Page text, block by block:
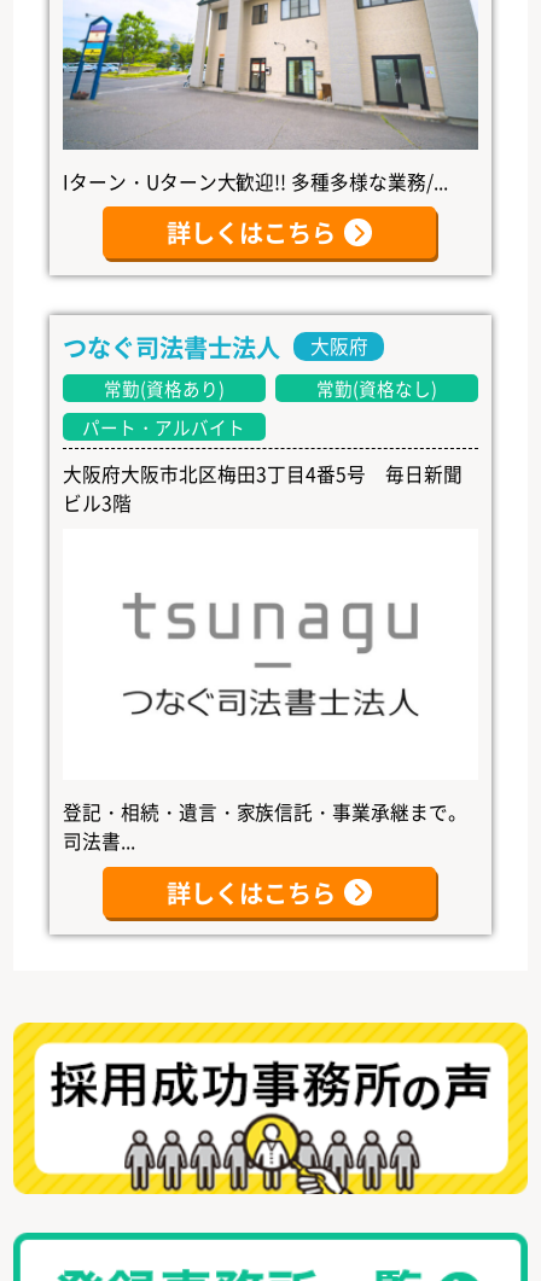
Iターン・Uターン大歓迎!! 多種多様な業務/...
詳しくはこちら
つなぐ司法書士法人 大阪府
常勤(資格あり)
常勤(資格なし)
パート・アルバイト
大阪府大阪市北区梅田3丁目4番5号 毎日新聞
ビル3階
登記・相続・遺言・家族信託・事業承継まで。
司法書...
詳しくはこちら